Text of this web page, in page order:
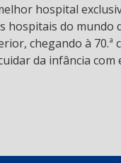
hospital
hospitais do mundo
chegando à 70.ª
da infância com